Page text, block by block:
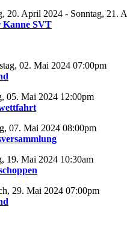
20. April 2024 - Sonntag, 21.
Kanne SVT
02. Mai 2024 07:00pm
05. Mai 2024 12:00pm
07. Mai 2024 08:00pm
19. Mai 2024 10:30am
29. Mai 2024 07:00pm